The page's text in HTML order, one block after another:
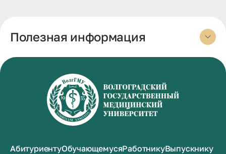
Полезная информация
АбитуриентуОбучающемусяРаботникуВыпускнику